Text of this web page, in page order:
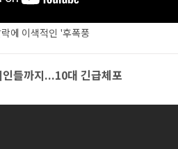
에 이색적인 '후폭풍
들까지...10대 긴급체포